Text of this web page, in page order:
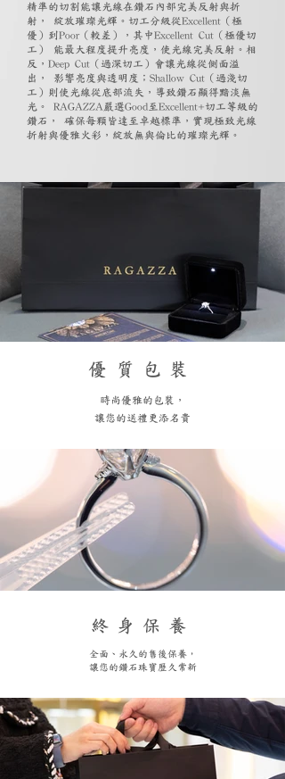
精準的切割能讓光線在鑽石內部完美反射與折
射， 綻放璀璨光輝。切工分級從Excellent（極
優）到Poor（較差），其中Excellent Cut（極優切
工） 能最大程度提升亮度，使光線完美反射。相
反，Deep Cut（過深切工）會讓光線從側面溢
出， 影響亮度與透明度；Shallow Cut（過淺切
工）則使光線從底部流失，導致鑽石顯得黯淡無
光。 RAGAZZA嚴選Good至Excellent+切工等級的
鑽石， 確保每顆皆達至卓越標準，實現極致光線
折射與優雅火彩，綻放無與倫比的璀璨光輝。
優質包裝
​時尚優雅的包裝，
讓您的送禮更添名貴
終身保養
全面、永久的售後保養，
讓您的鑽石珠寶歷久常新